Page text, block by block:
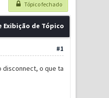
Tópico fechado
Exibição de Tópico
#1
disconnect, o que ta